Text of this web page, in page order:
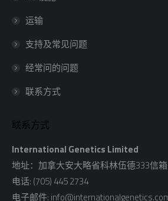
运输
支持及常见问题
经常问的问题
联系方式
联系方式
International Genetics Limited
地址：加拿大安大略省科林伍德333信
电话: (705) 445 2734
电子邮件: